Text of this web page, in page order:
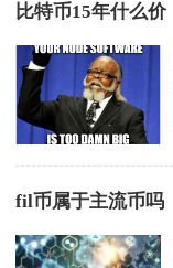
比特币15年什么价
fil币属于主流币吗